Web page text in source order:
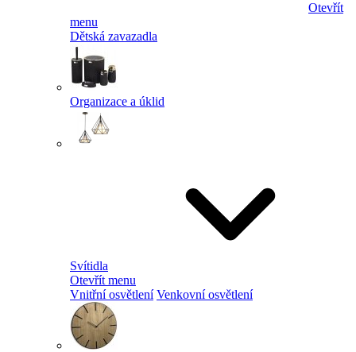
Otevřít
menu
Dětská zavazadla
Organizace a úklid
Svítidla
Otevřít menu
Vnitřní osvětlení Venkovní osvětlení